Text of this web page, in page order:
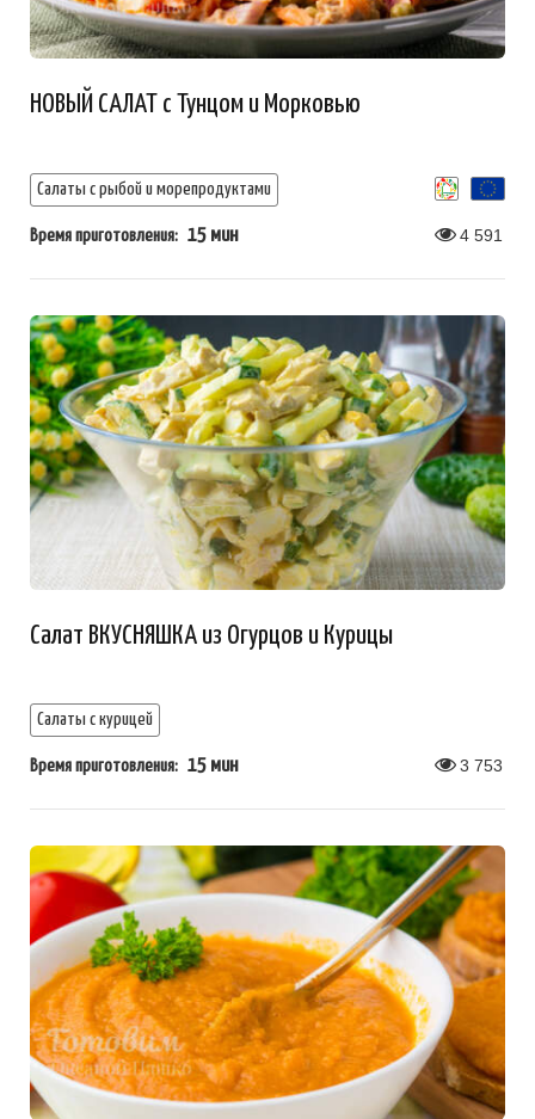
НОВЫЙ САЛАТ с Тунцом и Морковью
Салаты с рыбой и морепродуктами
Время приготовления: 15 мин 4 591
Салат ВКУСНЯШКА из Огурцов и Курицы
Салаты с курицей
Время приготовления: 15 мин 3 753